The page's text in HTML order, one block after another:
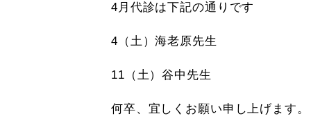
4月代診は下記の通りです
4（土）海老原先生
11（土）谷中先生
何卒、宜しくお願い申し上げます。